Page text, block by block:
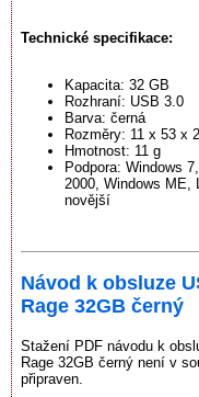
Technické specifikace:
Kapacita: 32 GB
Rozhraní: USB 3.0
Barva: černá
Rozměry: 11 x 53 x
Hmotnost: 11 g
Podpora: Windows
2000, Windows ME,
novější
Návod k obsluze
Rage 32GB černý
Stažení PDF návodu k
Rage 32GB černý není v
připraven.